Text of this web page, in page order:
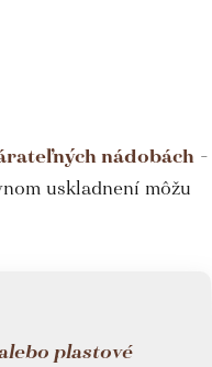
nádobách –
uskladnení môžu
plastové